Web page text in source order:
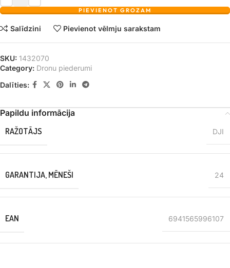
PIEVIENOT GROZAM
Salīdzini Pievienot vēlmju sarakstam
SKU: 1432070
Category: Dronu piederumi
Dalīties:
Papildu informācija
RAŽOTĀJS
DJI
GARANTIJA, MĒNEŠI 24
EAN 6941565996107